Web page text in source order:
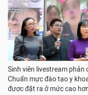
Sinh viên livestream phản
Chuẩn mực đào tạo y
được đặt ra ở mức cao